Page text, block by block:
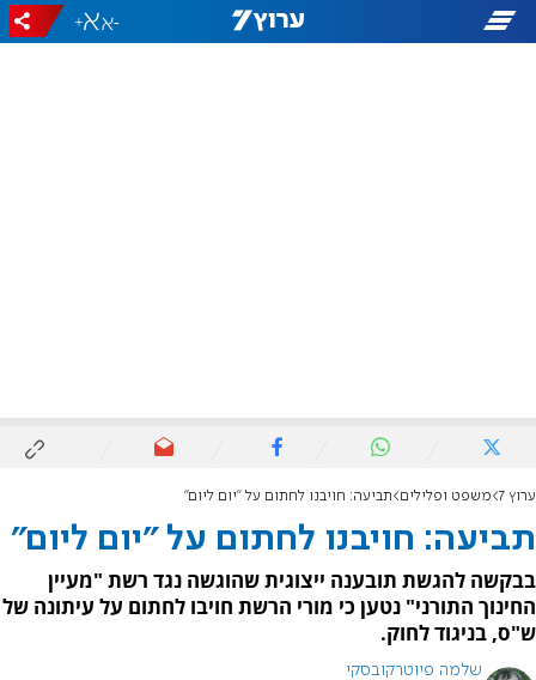
-
+
ערוץ 7 משפט ופלילים תביעה: חויבנו לחתום על "יום ליום"
תביעה: חויבנו לחתום על "יום ליום"
בבקשה להגשת תובענה ייצוגית שהוגשה נגד רשת "מעיין
החינוך התורני" נטען כי מורי הרשת חויבו לחתום על עיתונה של
ש"ס, בניגוד לחוק.
שלמה פיוטרקובסקי